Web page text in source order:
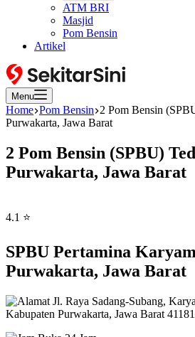
ATM BRI
Masjid
Pom Bensin
Artikel
Menu
Home Pom Bensin 2 Pom Bensin
Purwakarta, Jawa Barat
2 Pom Bensin (SPBU)
Purwakarta, Jawa Barat
4.1 ⭐
SPBU Pertamina
Purwakarta, Jawa Barat
Jl. Raya Sadang-Subang,
Kabupaten Purwakarta, Jawa Barat 41181